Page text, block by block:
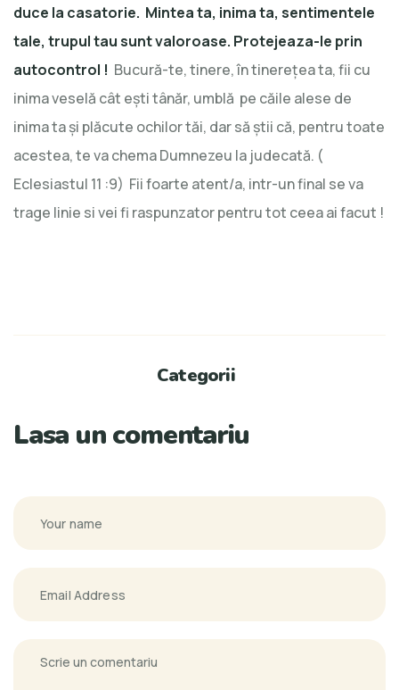
duce la casatorie. Mintea ta, inima ta, sentimentele
tale, trupul tau sunt valoroase. Protejeaza-le prin
autocontrol ! Bucură-te, tinere, în tinereţea ta, fii cu
inima veselă cât eşti tânăr, umblă pe căile alese de
inima ta şi plăcute ochilor tăi, dar să ştii că, pentru toate
acestea, te va chema Dumnezeu la judecată. (
Eclesiastul 11 :9) Fii foarte atent/a, intr-un final se va
trage linie si vei fi raspunzator pentru tot ceea ai facut !
Categorii
Lasa un comentariu